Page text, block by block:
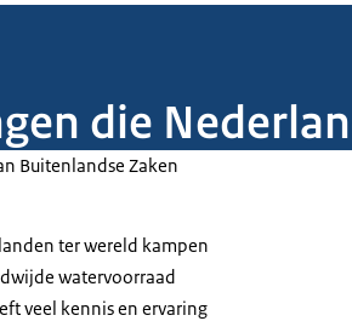
die
Buitenlandse Zaken
ter wereld kampen
watervoorraad
veel kennis en ervaring